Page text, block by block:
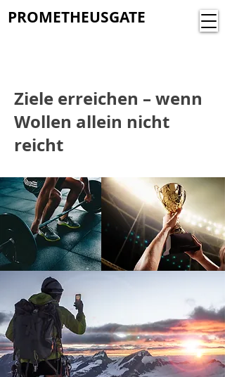
PROMETHEUSGATE
Ziele erreichen – wenn
Wollen allein nicht
reicht